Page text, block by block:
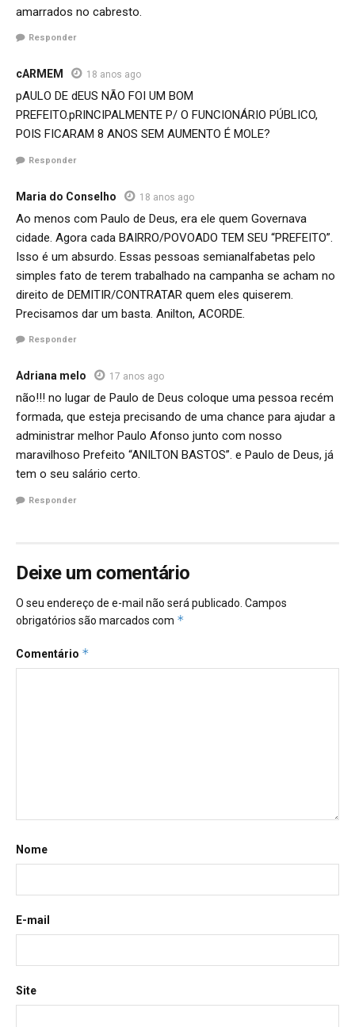
amarrados no cabresto.
Responder
cARMEM 18 anos ago
pAULO DE dEUS NÃO FOI UM BOM
PREFEITO.pRINCIPALMENTE P/ O FUNCIONÁRIO PÚBLICO,
POIS FICARAM 8 ANOS SEM AUMENTO É MOLE?
Responder
Maria do Conselho 18 anos ago
Ao menos com Paulo de Deus, era ele quem Governava
cidade. Agora cada BAIRRO/POVOADO TEM SEU “PREFEITO”.
Isso é um absurdo. Essas pessoas semianalfabetas pelo
simples fato de terem trabalhado na campanha se acham no
direito de DEMITIR/CONTRATAR quem eles quiserem.
Precisamos dar um basta. Anilton, ACORDE.
Responder
Adriana melo 17 anos ago
não!!! no lugar de Paulo de Deus coloque uma pessoa recém
formada, que esteja precisando de uma chance para ajudar a
administrar melhor Paulo Afonso junto com nosso
maravilhoso Prefeito “ANILTON BASTOS”. e Paulo de Deus, já
tem o seu salário certo.
Responder
Deixe um comentário
O seu endereço de e-mail não será publicado. Campos
obrigatórios são marcados com *
Comentário *
Nome
E-mail
Site